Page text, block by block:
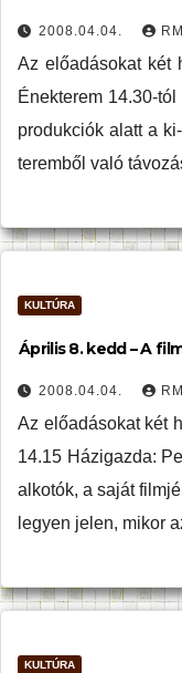
2008.04.04.
Az előadásokat két
Énekterem 14.30-
produkciók alatt a
teremből való
KULTÚRA
Április 8. kedd – A
2008.04.04.
Az előadásokat két
14.15 Házigazda:
alkotók, a saját
legyen jelen, mikor
KULTÚRA